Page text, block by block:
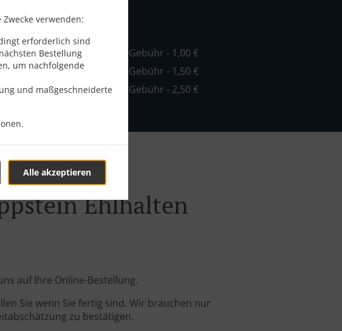
verwenden:
erforderlich sind
Bestellung
um nachfolgende
und maßgeschneiderte
Alle akzeptieren
Liefergebühr
Zone 1, Mind. - 15,00 €, Gebühr - 1,00 €
Zone 2, Mind. - 20,00 €, Gebühr - 1,50 €
Zone 3, Mind. - 30,00 €, Gebühr - 2,50 €
Ehlhalten
auf Ihre Online-Bestellung.
Sie wenn Sie fertig sind. Wir brauchen nur
zu bestätigen.